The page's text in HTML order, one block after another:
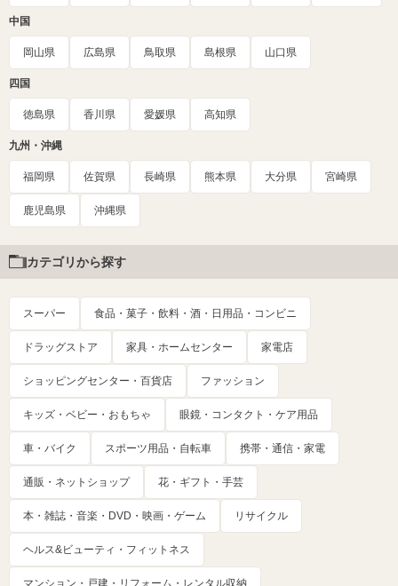
中国
岡山県 広島県 鳥取県 島根県 山口県
四国
徳島県 香川県 愛媛県 高知県
九州・沖縄
福岡県 佐賀県 長崎県 熊本県 大分県 宮崎県
鹿児島県 沖縄県
カテゴリから探す
スーパー 食品・菓子・飲料・酒・日用品・コンビニ
ドラッグストア 家具・ホームセンター 家電店
ショッピングセンター・百貨店 ファッション
キッズ・ベビー・おもちゃ 眼鏡・コンタクト・ケア用品
車・バイク スポーツ用品・自転車 携帯・通信・家電
通販・ネットショップ 花・ギフト・手芸
本・雑誌・音楽・DVD・映画・ゲーム リサイクル
ヘルス&ビューティ・フィットネス